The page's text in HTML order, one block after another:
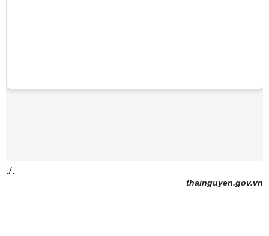
./.
thainguyen.gov.vn